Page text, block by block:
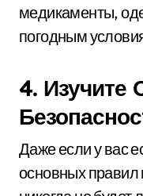
медикаменты,
погодным
4. Изучите
Даже если у вас
основных правил